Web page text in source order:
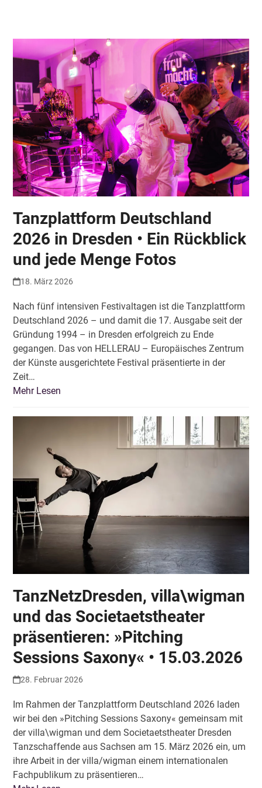
menu
menu
Tanzplattform Deutschland
2026 in Dresden • Ein Rückblick
und jede Menge Fotos
18. März 2026
Nach fünf intensiven Festivaltagen ist die Tanzplattform
Deutschland 2026 – und damit die 17. Ausgabe seit der
Gründung 1994 – in Dresden erfolgreich zu Ende
gegangen. Das von HELLERAU – Europäisches Zentrum
der Künste ausgerichtete Festival präsentierte in der
Zeit…
Mehr Lesen
TanzNetzDresden, villa\wigman
und das Societaetstheater
präsentieren: »Pitching
Sessions Saxony« • 15.03.2026
28. Februar 2026
Im Rahmen der Tanzplattform Deutschland 2026 laden
wir bei den »Pitching Sessions Saxony« gemeinsam mit
der villa\wigman und dem Societaetstheater Dresden
Tanzschaffende aus Sachsen am 15. März 2026 ein, um
ihre Arbeit in der villa/wigman einem internationalen
Fachpublikum zu präsentieren…